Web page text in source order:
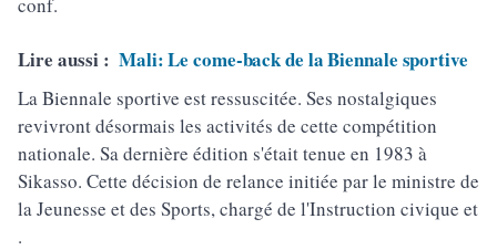
Lire aussi : Mali: Le come-back de la Biennale sportive
La Biennale sportive est ressuscitée. Ses nostalgiques
revivront désormais les activités de cette compétition
nationale. Sa dernière édition s'était tenue en 1983 à
Sikasso. Cette décision de relance initiée par le ministre de
la Jeunesse et des Sports, chargé de l'Instruction civique et
.